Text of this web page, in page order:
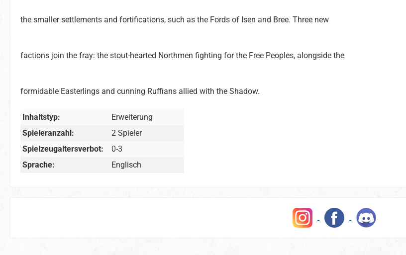
the smaller settlements and fortifications, such as the Fords of Isen and Bree. Three new
factions join the fray: the stout-hearted Northmen fighting for the Free Peoples, alongside the
formidable Easterlings and cunning Ruffians allied with the Shadow.
Inhaltstyp:
Erweiterung
Spieleranzahl:
2 Spieler
Spielzeugaltersverbot:
0-3
Sprache:
Englisch